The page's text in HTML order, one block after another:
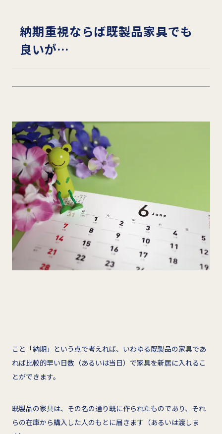
納期重視ならば既製品家具でも
良いが…
こと「納期」という点で考えれば、いわゆる既製品の家具であ
れば比較的早い日数（あるいは当日）で家具を新居に入れるこ
とができます。
既製品の家具は、その名の通り既に作られたものであり、それ
らの在庫から購入した人のもとに届きます（あるいは渡しま